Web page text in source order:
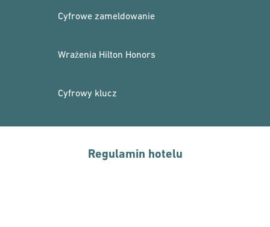
Cyfrowe zameldowanie
Wrażenia Hilton Honors
Cyfrowy klucz
Regulamin hotelu